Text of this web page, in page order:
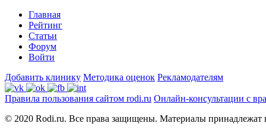
Главная
Рейтинг
Статьи
Форум
Войти
Добавить клинику Методика оценок Рекламодателям
Правила пользования сайтом rodi.ru Онлайн-консультации с
© 2020 Rodi.ru. Все права защищены. Материалы принадлежат